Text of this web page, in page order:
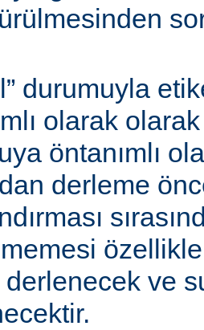
durumuyla
olarak
öntanımlı
derleme
derlenecek ve